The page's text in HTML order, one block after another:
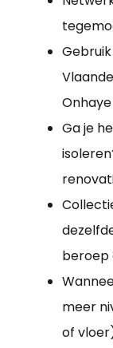
Ga je
beroep
meer
of